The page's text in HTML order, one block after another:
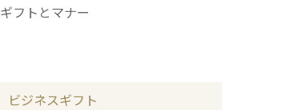
ギフトとマナー
ビジネスギフト